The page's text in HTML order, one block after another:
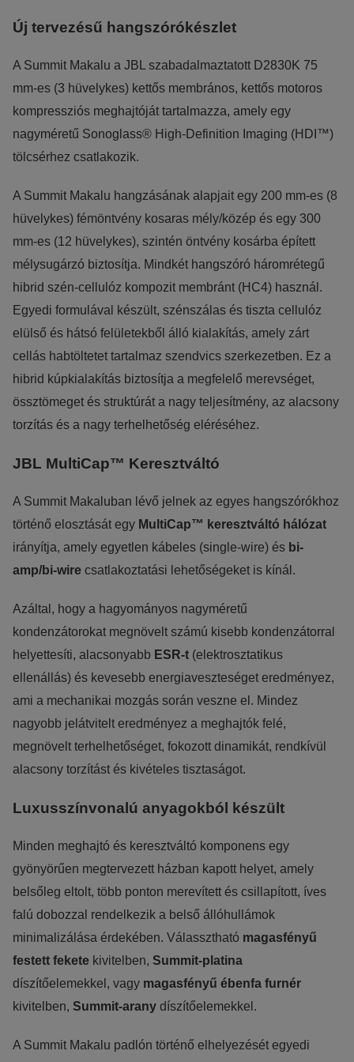
Új tervezésű hangszórókészlet
A Summit Makalu a JBL szabadalmaztatott D2830K 75
mm-es (3 hüvelykes) kettős membrános, kettős motoros
kompressziós meghajtóját tartalmazza, amely egy
nagyméretű Sonoglass® High-Definition Imaging (HDI™)
tölcsérhez csatlakozik.
A Summit Makalu hangzásának alapjait egy 200 mm-es (8
hüvelykes) fémöntvény kosaras mély/közép és egy 300
mm-es (12 hüvelykes), szintén öntvény kosárba épített
mélysugárzó biztosítja. Mindkét hangszóró háromrétegű
hibrid szén-cellulóz kompozit membránt (HC4) használ.
Egyedi formulával készült, szénszálas és tiszta cellulóz
elülső és hátsó felületekből álló kialakítás, amely zárt
cellás habtöltetet tartalmaz szendvics szerkezetben. Ez a
hibrid kúpkialakítás biztosítja a megfelelő merevséget,
össztömeget és struktúrát a nagy teljesítmény, az alacsony
torzítás és a nagy terhelhetőség eléréséhez.
JBL MultiCap™ Keresztváltó
A Summit Makaluban lévő jelnek az egyes hangszórókhoz
történő elosztását egy MultiCap™ keresztváltó hálózat
irányítja, amely egyetlen kábeles (single-wire) és bi-
amp/bi-wire csatlakoztatási lehetőségeket is kínál.
Azáltal, hogy a hagyományos nagyméretű
kondenzátorokat megnövelt számú kisebb kondenzátorral
helyettesíti, alacsonyabb ESR-t (elektrosztatikus
ellenállás) és kevesebb energiaveszteséget eredményez,
ami a mechanikai mozgás során veszne el. Mindez
nagyobb jelátvitelt eredményez a meghajtók felé,
megnövelt terhelhetőséget, fokozott dinamikát, rendkívül
alacsony torzítást és kivételes tisztaságot.
Luxusszínvonalú anyagokból készült
Minden meghajtó és keresztváltó komponens egy
gyönyörűen megtervezett házban kapott helyet, amely
belsőleg eltolt, több ponton merevített és csillapított, íves
falú dobozzal rendelkezik a belső állóhullámok
minimalizálása érdekében. Válassztható magasfényű
festett fekete kivitelben, Summit-platina
díszítőelemekkel, vagy magasfényű ébenfa furnér
kivitelben, Summit-arany díszítőelemekkel.
A Summit Makalu padlón történő elhelyezését egyedi
A weboldal statisztikáinak elemzésével tudjuk weboldalunkat
élményt nyújtsuk kedves látogatóinknak. Ezért gyűjtünk
statisztikai adatokat a Google Analytics segítségével, amely
kizárólag az IP címeket tárolja a személyes adatok közül.
Reklámcélú:
egyedi, releváns, érdeklődési körébe tartozó
reklámajánlatokkal tudjuk megcélozni.